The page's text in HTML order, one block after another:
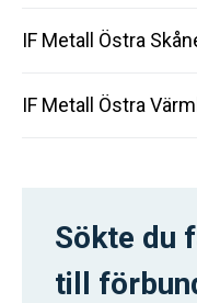
IF Metall Östra
IF Metall Östra
Sökte du
till